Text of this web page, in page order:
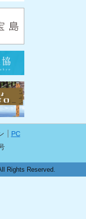
PC
Rights Reserved.